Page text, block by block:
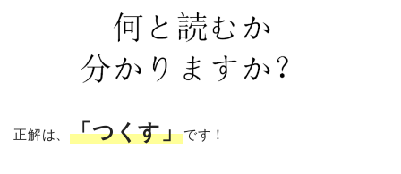
正解は、「つくす」です！